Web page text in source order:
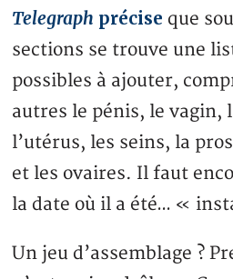
Telegraph précise que
sections se trouve une
possibles à ajouter,
autres le pénis, le vagin,
l’utérus, les seins, la
et les ovaires. Il faut
la date où il a été… «
Un jeu d’assemblage ?